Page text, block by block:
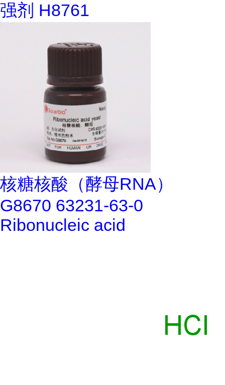
强剂 H8761
核糖核酸（酵母RNA）
G8670 63231-63-0
Ribonucleic acid